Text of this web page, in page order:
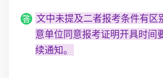
答 文中未提及二者报考条件有区
意单位同意报考证明开具时间
续通知。